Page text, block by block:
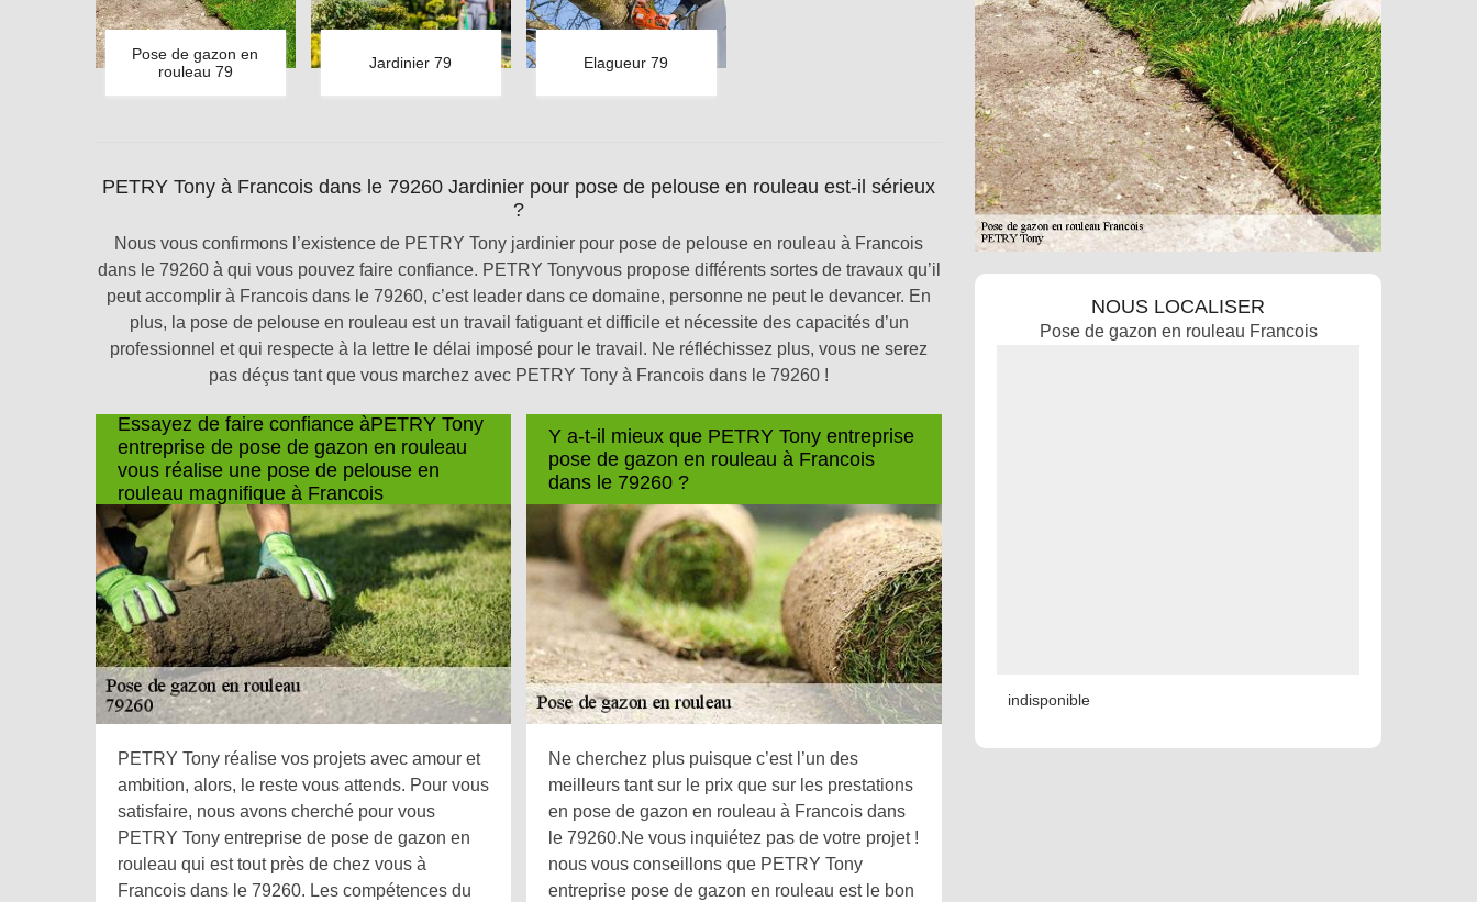
Pose de gazon en
rouleau 79
Jardinier 79 Elagueur 79
PETRY Tony à Francois dans le 79260 Jardinier pour pose de pelouse en rouleau est-il sérieux
?
Nous vous confirmons l’existence de PETRY Tony jardinier pour pose de pelouse en rouleau à Francois
dans le 79260 à qui vous pouvez faire confiance. PETRY Tonyvous propose différents sortes de travaux qu’il
peut accomplir à Francois dans le 79260, c’est leader dans ce domaine, personne ne peut le devancer. En
plus, la pose de pelouse en rouleau est un travail fatiguant et difficile et nécessite des capacités d’un
professionnel et qui respecte à la lettre le délai imposé pour le travail. Ne réfléchissez plus, vous ne serez
pas déçus tant que vous marchez avec PETRY Tony à Francois dans le 79260 !
Essayez de faire confiance àPETRY Tony
entreprise de pose de gazon en rouleau
vous réalise une pose de pelouse en
rouleau magnifique à Francois
PETRY Tony réalise vos projets avec amour et
ambition, alors, le reste vous attends. Pour vous
satisfaire, nous avons cherché pour vous
PETRY Tony entreprise de pose de gazon en
rouleau qui est tout près de chez vous à
Francois dans le 79260. Les compétences du
Y a-t-il mieux que PETRY Tony entreprise
pose de gazon en rouleau à Francois
dans le 79260 ?
Ne cherchez plus puisque c’est l’un des
meilleurs tant sur le prix que sur les prestations
en pose de gazon en rouleau à Francois dans
le 79260.Ne vous inquiétez pas de votre projet !
nous vous conseillons que PETRY Tony
entreprise pose de gazon en rouleau est le bon
NOUS LOCALISER
Pose de gazon en rouleau Francois
indisponible